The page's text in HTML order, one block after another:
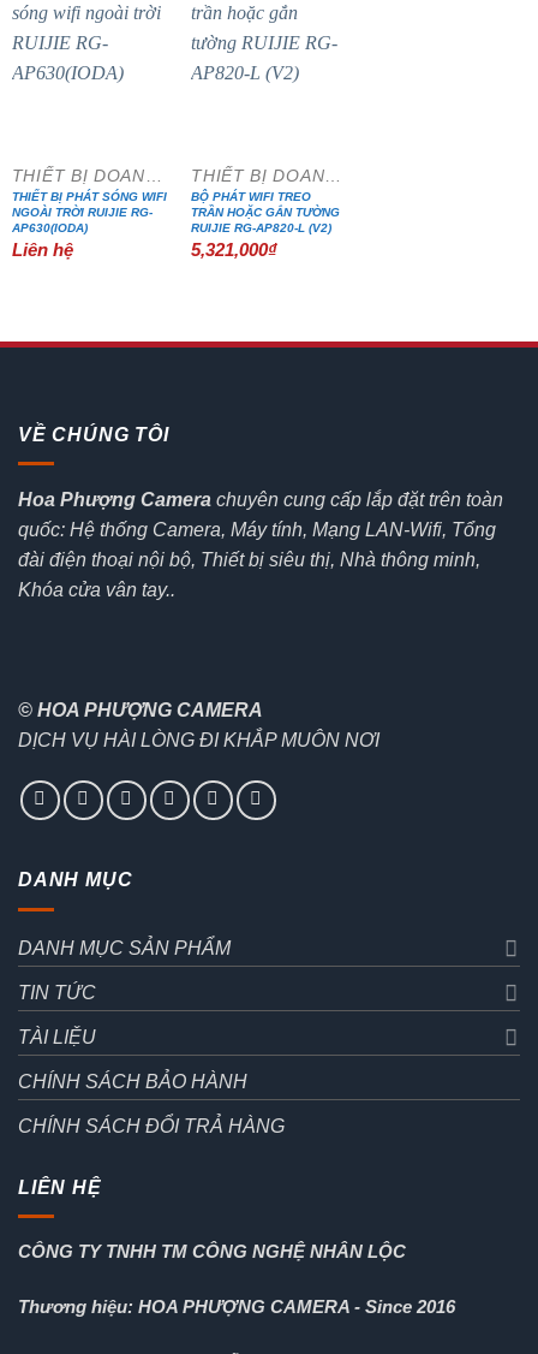
THIẾT BỊ DOANH NGHIỆP
THIẾT BỊ PHÁT SÓNG WIFI
NGOÀI TRỜI RUIJIE RG-
AP630(IODA)
Liên hệ
THIẾT BỊ DOANH NGHIỆP
BỘ PHÁT WIFI TREO
TRẦN HOẶC GẮN TƯỜNG
RUIJIE RG-AP820-L (V2)
5,321,000₫
VỀ CHÚNG TÔI
Hoa Phượng Camera chuyên cung cấp lắp đặt trên toàn
quốc: Hệ thống Camera, Máy tính, Mạng LAN-Wifi, Tổng
đài điện thoại nội bộ, Thiết bị siêu thị, Nhà thông minh,
Khóa cửa vân tay..
© HOA PHƯỢNG CAMERA
DỊCH VỤ HÀI LÒNG ĐI KHẮP MUÔN NƠI
DANH MỤC
DANH MỤC SẢN PHẨM
TIN TỨC
TÀI LIỆU
CHÍNH SÁCH BẢO HÀNH
CHÍNH SÁCH ĐỔI TRẢ HÀNG
LIÊN HỆ
CÔNG TY TNHH TM CÔNG NGHỆ NHÂN LỘC
Thương hiệu: HOA PHƯỢNG CAMERA - Since 2016